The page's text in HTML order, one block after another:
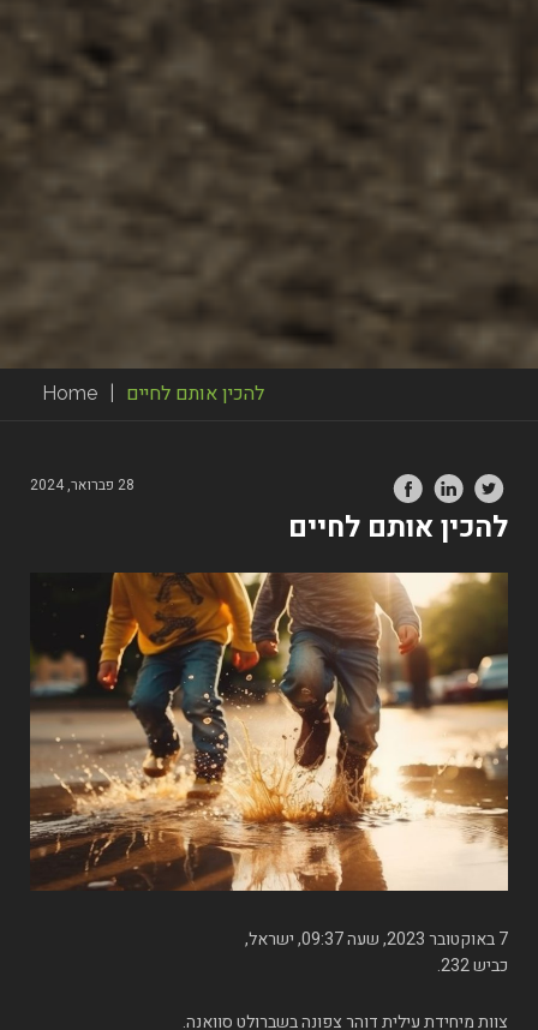
Home להכין אותם לחיים
28 פברואר, 2024
להכין אותם לחיים
7 באוקטובר 2023, שעה 09:37, ישראל,
כביש 232.
צוות מיחידת עילית דוהר צפונה בשברולט סוואנה.